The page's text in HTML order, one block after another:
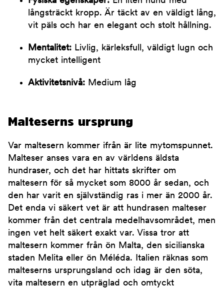
långsträckt kropp. Är täckt av en väldigt lång,
vit päls och har en elegant och stolt hållning.
Mentalitet: Livlig, kärleksfull, väldigt lugn och
mycket intelligent
Aktivitetsnivå: Medium låg
Malteserns ursprung
Var maltesern kommer ifrån är lite mytomspunnet.
Malteser anses vara en av världens äldsta
hundraser, och det har hittats skrifter om
maltesern för så mycket som 8000 år sedan, och
den har varit en självständig ras i mer än 2000 år.
Det enda vi säkert vet är att hundrasen malteser
kommer från det centrala medelhavsområdet, men
ingen vet helt säkert exakt var. Vissa tror att
maltesern kommer från ön Malta, den sicilianska
staden Melita eller ön Méléda. Italien räknas som
malteserns ursprungsland och idag är den söta,
vita maltesern en utpräglad och omtyckt